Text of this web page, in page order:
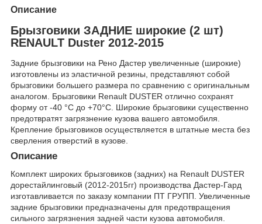
Описание
Брызговики ЗАДНИЕ широкие (2 шт)
RENAULT Duster 2012-2015
Задние брызговики на Рено Дастер увеличенные (широкие)
изготовлены из эластичной резины, представляют собой
брызговики большего размера по сравнению с оригинальным
аналогом. Брызговики Renault DUSTER отлично сохранят
форму от -40 °C до +70°C. Широкие брызговики существенно
предотвратят загрязнение кузова вашего автомобиля.
Крепление брызговиков осуществляется в штатные места без
сверления отверстий в кузове.
Описание
Комплект широких брызговиков (задних) на Renault DUSTER
дорестайлинговый (2012-2015гг) производства Дастер-Гард
изготавливается по заказу компании ПТ ГРУПП. Увеличенные
задние брызговики предназначены для предотвращения
сильного загрязнения задней части кузова автомобиля.